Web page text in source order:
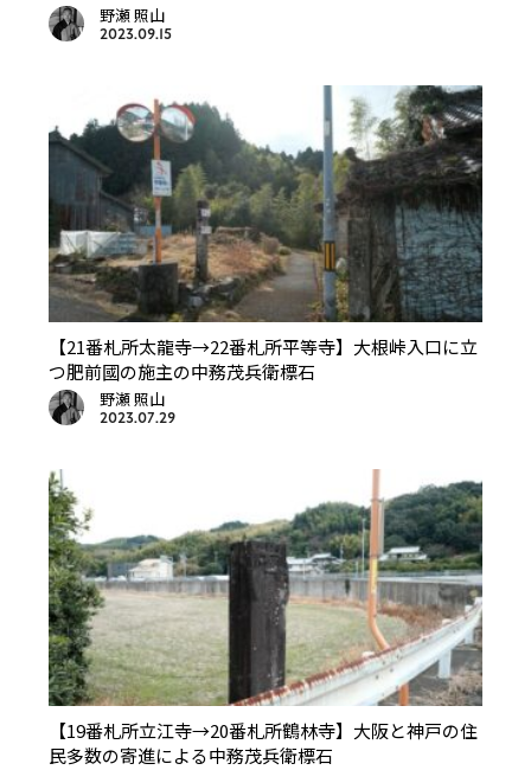
野瀬 照山
2023.09.15
【21番札所太龍寺→22番札所平等寺】大根峠入口に立
つ肥前國の施主の中務茂兵衛標石
野瀬 照山
2023.07.29
【19番札所立江寺→20番札所鶴林寺】大阪と神戸の住
民多数の寄進による中務茂兵衛標石